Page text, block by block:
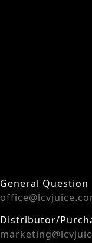
General Question
Distributor/